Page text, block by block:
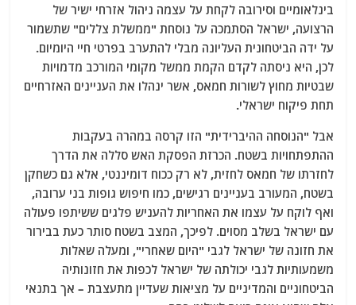
בינלאומיים וסירובה לקחת על עצמה ניהול אזרחי ישיר של
הרצועה, ישראל הסתמכה על נוסחת "ממשלת צללים" שתשמור
על ידה הביטחונית העליונה מבלי להתערב בפרטי חיי היומיום.
לכן, היא ניסתה לקדם הקמת ממשל מקומי המורכב מדמויות
שבטיות מחוץ לשורות חמאס, אשר ינהלו את העניינים האזרחיים
תחת פיקוח ישראלי.
אבל "הנוסחה ההיברידית" הזו קרסה במהרה בעקבות
ההתפתחויות בשטח. הכרזת הפסקת האש סללה את הדרך
לחזרתו של חמאס לחזית, לא רק ככוח דומיננטי, אלא גם כשחקן
בשטח, המעורב בעניינים רגישים, כמו חיפוש גופות בני ערובה,
ואף לוקח על עצמו את האחריות להעניש פלגים ששיתפו פעולה
עם ישראל בשלב מסוים. לפיכך, המצב בשטח סותר כעת בבירור
את חזונה של ישראל לגבי "היום שאחרי", ומעלה שאלות
משמעותיות לגבי יכולתה של ישראל לכפות את חזונותיה
הביטחוניים והמדיניים על מציאות שעדיין מתעצבת – אך בתנאי